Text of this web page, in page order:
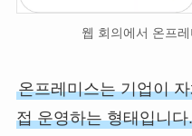
웹 회의에서 온프
온프레미스는 기업이
접 운영하는 형태입니다.